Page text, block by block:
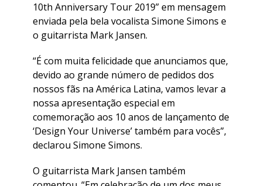
10th Anniversary Tour 2019” em mensagem
enviada pela bela vocalista Simone Simons e
o guitarrista Mark Jansen.
“É com muita felicidade que anunciamos que,
devido ao grande número de pedidos dos
nossos fãs na América Latina, vamos levar a
nossa apresentação especial em
comemoração aos 10 anos de lançamento de
‘Design Your Universe’ também para vocês”,
declarou Simone Simons.
O guitarrista Mark Jansen também